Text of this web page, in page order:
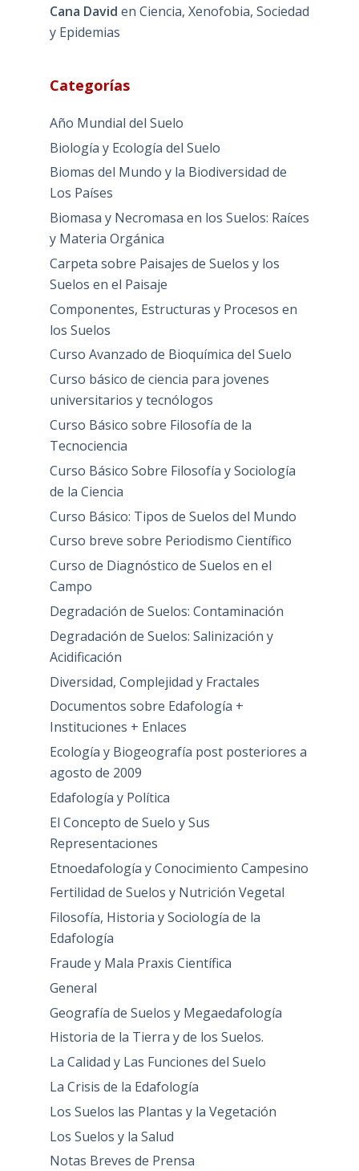
Cana David en Ciencia, Xenofobia, Sociedad
y Epidemias
Categorías
Año Mundial del Suelo
Biología y Ecología del Suelo
Biomas del Mundo y la Biodiversidad de
Los Países
Biomasa y Necromasa en los Suelos: Raíces
y Materia Orgánica
Carpeta sobre Paisajes de Suelos y los
Suelos en el Paisaje
Componentes, Estructuras y Procesos en
los Suelos
Curso Avanzado de Bioquímica del Suelo
Curso básico de ciencia para jovenes
universitarios y tecnólogos
Curso Básico sobre Filosofía de la
Tecnociencia
Curso Básico Sobre Filosofía y Sociología
de la Ciencia
Curso Básico: Tipos de Suelos del Mundo
Curso breve sobre Periodismo Científico
Curso de Diagnóstico de Suelos en el
Campo
Degradación de Suelos: Contaminación
Degradación de Suelos: Salinización y
Acidificación
Diversidad, Complejidad y Fractales
Documentos sobre Edafología +
Instituciones + Enlaces
Ecología y Biogeografía post posteriores a
agosto de 2009
Edafología y Política
El Concepto de Suelo y Sus
Representaciones
Etnoedafología y Conocimiento Campesino
Fertilidad de Suelos y Nutrición Vegetal
Filosofía, Historia y Sociología de la
Edafología
Fraude y Mala Praxis Científica
General
Geografía de Suelos y Megaedafología
Historia de la Tierra y de los Suelos.
La Calidad y Las Funciones del Suelo
La Crisis de la Edafología
Los Suelos las Plantas y la Vegetación
Los Suelos y la Salud
Notas Breves de Prensa